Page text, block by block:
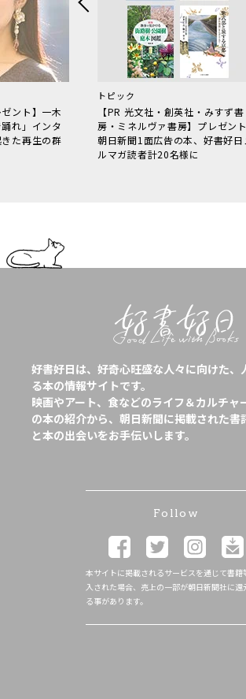
ント】一木
れ」インタ
た再生の群
トピック
【PR 光文社・創英社・みすず書
房・ミネルヴァ書房】プレゼント
朝日新聞1面広告の本、好書好日
ルマガ読者計20名様に
好書好日は、好奇心旺盛な人々に向けた、
る本の情報サイトです。
映画やアート、食などのライフ＆カルチャ
の本の紹介から、朝日新聞に掲載された書
と本の出会いをお手伝いします。
Follow
本サイトに掲載されるサービスを通じて書籍
入された場合、売上の一部が朝日新聞社に還
る事があります。